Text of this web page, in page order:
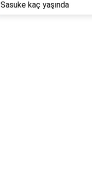
Sasuke kaç yaşında